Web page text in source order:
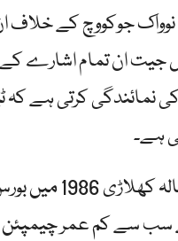
نوواک جوکووچ کے خلاف
جیت ان تمام اشارے
نمائندگی کرتی ہے
ہے۔
اتوار کو، 20 سالہ
سب سے کم عمر چیمپئن